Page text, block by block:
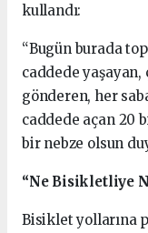
kullandı:
“Bugün burada
caddede yaşayan,
gönderen, her
caddede açan 20
bir nebze olsun
“Ne Bisikletliye
Bisiklet yollarına